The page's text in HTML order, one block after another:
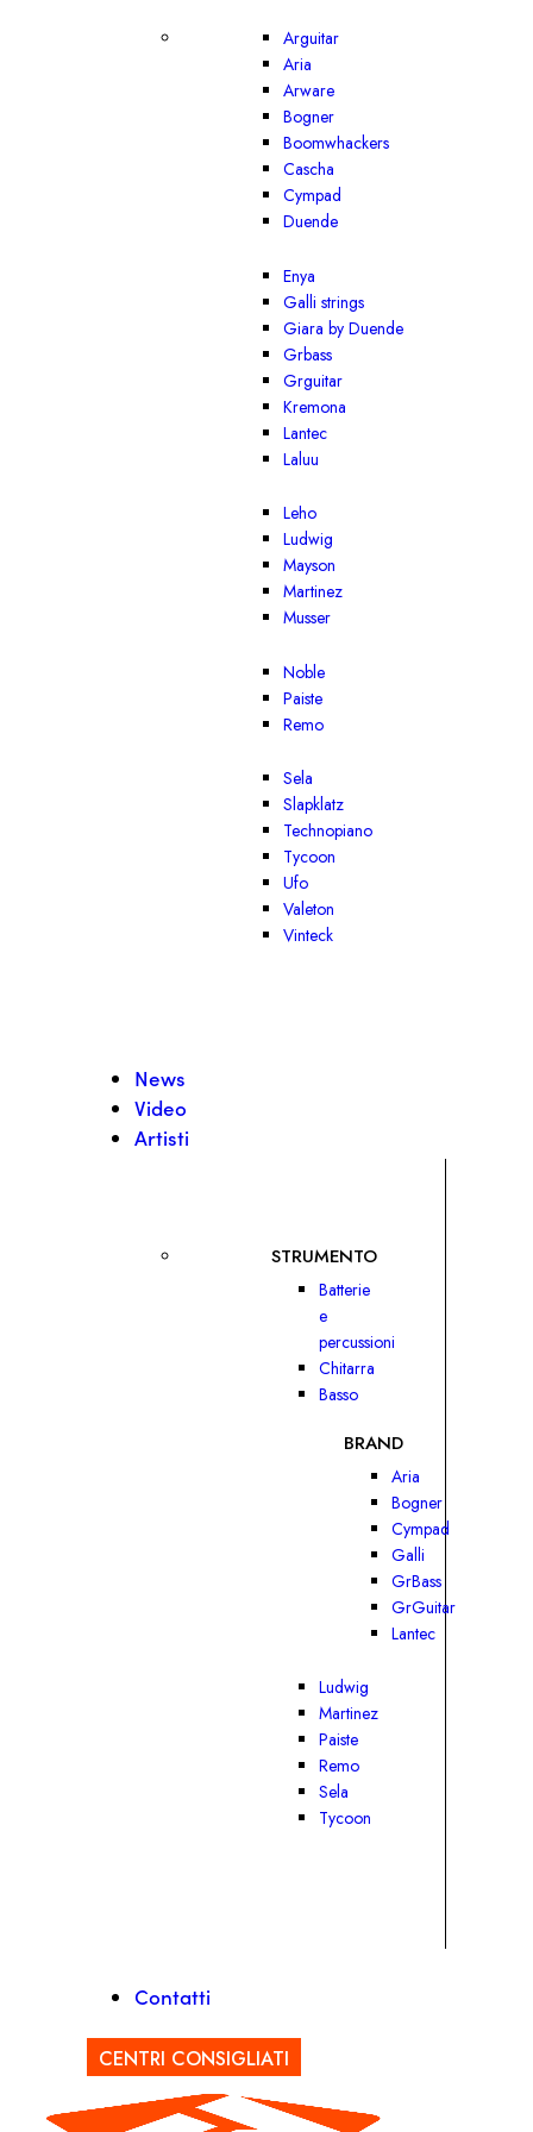
Arguitar
Aria
Arware
Bogner
Boomwhackers
Cascha
Cympad
Duende
Enya
Galli strings
Giara by Duende
Grbass
Grguitar
Kremona
Lantec
Laluu
Leho
Ludwig
Mayson
Martinez
Musser
Noble
Paiste
Remo
Sela
Slapklatz
Technopiano
Tycoon
Ufo
Valeton
Vinteck
News
Video
Artisti
STRUMENTO
Batterie
e
percussioni
Chitarra
Basso
BRAND
Aria
Bogner
Cympad
Galli
GrBass
GrGuitar
Lantec
Ludwig
Martinez
Paiste
Remo
Sela
Tycoon
Contatti
CENTRI CONSIGLIATI